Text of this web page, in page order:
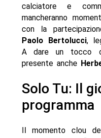
calciatore e
mancheranno
con la
Paolo Bertolucci,
A dare un tocco
presente anche
Solo Tu: Il
programma
Il momento clou